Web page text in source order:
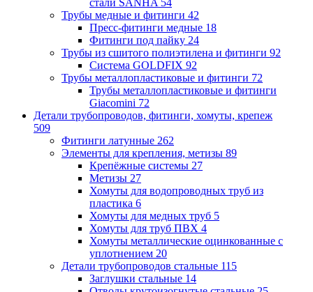
Трубы медные и фитинги 42
Пресс-фитинги медные 18
Фитинги под пайку 24
Трубы из сшитого полиэтилена и фитинги 92
Система GOLDFIX 92
Трубы металлопластиковые и фитинги 72
Трубы металлопластиковые и фитинги
Giacomini 72
Детали трубопроводов, фитинги, хомуты, крепеж
509
Фитинги латунные 262
Элементы для крепления, метизы 89
Крепёжные системы 27
Метизы 27
Хомуты для водопроводных труб из
пластика 6
Хомуты для медных труб 5
Хомуты для труб ПВХ 4
Хомуты металлические оцинкованные с
уплотнением 20
Детали трубопроводов стальные 115
Заглушки стальные 14